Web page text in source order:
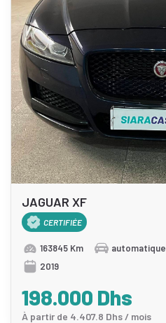
JAGUAR XF
CERTIFIÉE
163845 Km automatique
2019
198.000 Dhs
À partir de 4.407.8 Dhs / mois